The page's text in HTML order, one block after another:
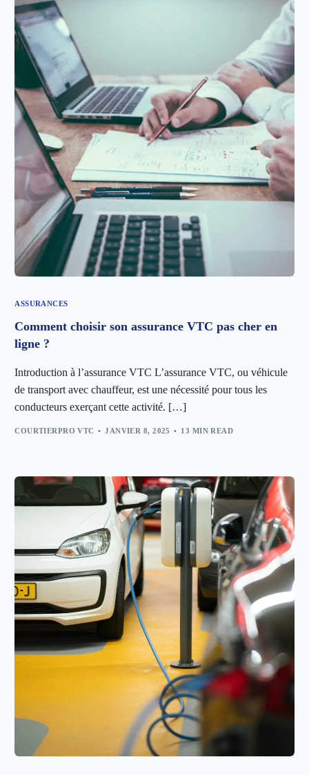
ASSURANCES
Comment choisir son assurance VTC pas cher en
ligne ?
Introduction à l’assurance VTC L’assurance VTC, ou véhicule
de transport avec chauffeur, est une nécessité pour tous les
conducteurs exerçant cette activité. […]
COURTIERPRO VTC JANVIER 8, 2025 13 MIN READ